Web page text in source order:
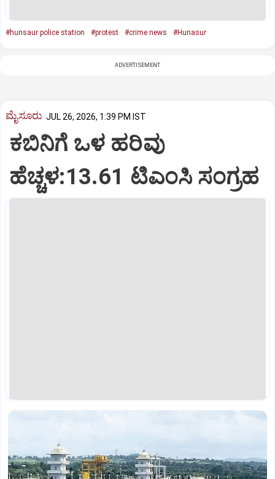
#hunsaur police station #protest #crime news #Hunasur
ADVERTISEMENT
ಮೈಸೂರು JUL 26, 2026, 1:39 PM IST
ಕಬಿನಿಗೆ ಒಳ ಹರಿವು
ಹೆಚ್ಚಳ:13.61 ಟಿಎಂಸಿ ಸಂಗ್ರಹ